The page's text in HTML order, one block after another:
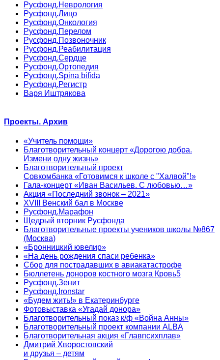
Русфонд.Неврология
Русфонд.Лицо
Русфонд.Онкология
Русфонд.Перелом
Русфонд.Позвоночник
Русфонд.Реабилитация
Русфонд.Сердце
Русфонд.Ортопедия
Русфонд.Spina bifida
Русфонд.Регистр
Варя Иштрякова
Проекты. Архив
«Учитель помощи»
Благотворительный концерт «Дорогою добра.
Измени одну жизнь»
Благотворительный проект
Совкомбанка «Готовимся к школе с "Халвой"!»
Гала-концерт «Иван Васильев. С любовью…»
Акция «Последний звонок – 2021»
XVIII Венский бал в Москве
Русфонд.Марафон
Щедрый вторник Русфонда
Благотворительные проекты учеников школы №867
(Москва)
«Бронницкий ювелир»
«На день рождения спаси ребенка»
Сбор для пострадавших в авиакатастрофе
Бюллетень доноров костного мозга Кровь5
Русфонд.Зенит
Русфонд.Ironstar
«Будем жить!» в Екатеринбурге
Фотовыставка «Угадай донора»
Благотворительный показ к/ф «Война Анны»
Благотворительный проект компании ALBA
Благотворительная акция «Главпсихплав»
Дмитрий Хворостовский
и друзья – детям